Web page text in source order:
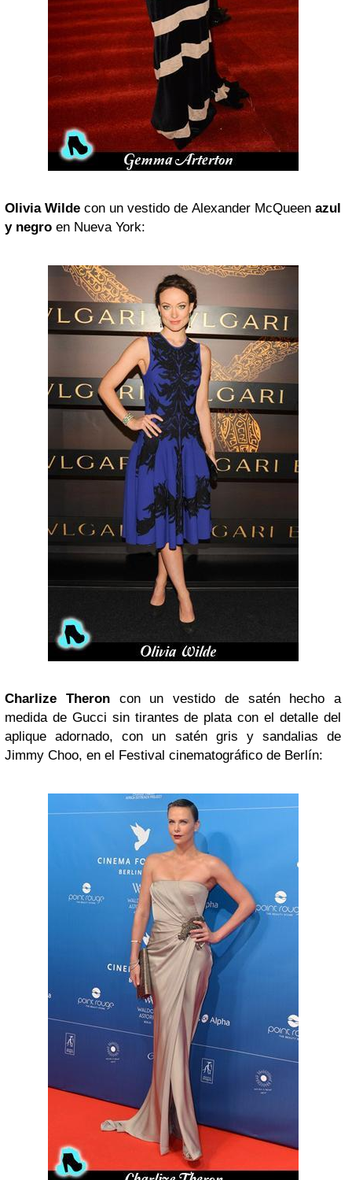
Olivia Wilde con un vestido de Alexander McQueen azul
y negro en Nueva York:
Charlize Theroncon un vestido de satén hecho a
medida de Gucci sin tirantes de plata con el detalle del
aplique adornado, con un satén gris y sandalias de
Jimmy Choo, en el Festival cinematográfico de Berlín: